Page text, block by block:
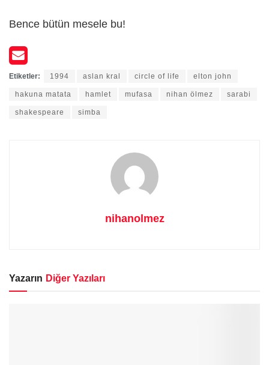
Bence bütün mesele bu!
Etiketler: 1994 aslan kral circle of life elton john
hakuna matata hamlet mufasa nihan ölmez sarabi
shakespeare simba
nihanolmez
Yazarın Diğer Yazıları